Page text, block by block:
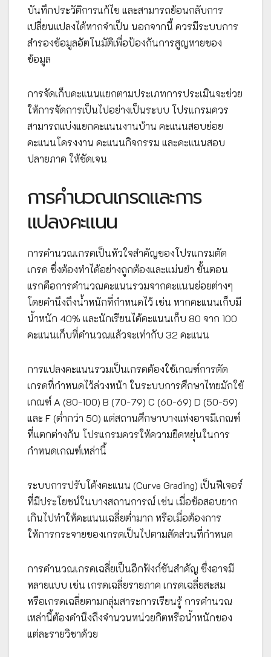
บันทึกประวัติการแก้ไข และสามารถย้อนกลับการ
เปลี่ยนแปลงได้หากจำเป็น นอกจากนี้ ควรมีระบบการ
สำรองข้อมูลอัตโนมัติเพื่อป้องกันการสูญหายของ
ข้อมูล
การจัดเก็บคะแนนแยกตามประเภทการประเมินจะช่วย
ให้การจัดการเป็นไปอย่างเป็นระบบ โปรแกรมควร
สามารถแบ่งแยกคะแนนงานบ้าน คะแนนสอบย่อย
คะแนนโครงงาน คะแนนกิจกรรม และคะแนนสอบ
ปลายภาค ให้ชัดเจน
การคำนวณเกรดและการ
แปลงคะแนน
การคำนวณเกรดเป็นหัวใจสำคัญของโปรแกรมตัด
เกรด ซึ่งต้องทำได้อย่างถูกต้องและแม่นยำ ขั้นตอน
แรกคือการคำนวณคะแนนรวมจากคะแนนย่อยต่างๆ
โดยคำนึงถึงน้ำหนักที่กำหนดไว้ เช่น หากคะแนนเก็บมี
น้ำหนัก 40% และนักเรียนได้คะแนนเก็บ 80 จาก 100
คะแนนเก็บที่คำนวณแล้วจะเท่ากับ 32 คะแนน
การแปลงคะแนนรวมเป็นเกรดต้องใช้เกณฑ์การตัด
เกรดที่กำหนดไว้ล่วงหน้า ในระบบการศึกษาไทยมักใช้
เกณฑ์ A (80-100) B (70-79) C (60-69) D (50-59)
และ F (ต่ำกว่า 50) แต่สถานศึกษาบางแห่งอาจมีเกณฑ์
ที่แตกต่างกัน โปรแกรมควรให้ความยืดหยุ่นในการ
กำหนดเกณฑ์เหล่านี้
ระบบการปรับโค้งคะแนน (Curve Grading) เป็นฟีเจอร์
ที่มีประโยชน์ในบางสถานการณ์ เช่น เมื่อข้อสอบยาก
เกินไปทำให้คะแนนเฉลี่ยต่ำมาก หรือเมื่อต้องการ
ให้การกระจายของเกรดเป็นไปตามสัดส่วนที่กำหนด
การคำนวณเกรดเฉลี่ยเป็นอีกฟังก์ชันสำคัญ ซึ่งอาจมี
หลายแบบ เช่น เกรดเฉลี่ยรายภาค เกรดเฉลี่ยสะสม
หรือเกรดเฉลี่ยตามกลุ่มสาระการเรียนรู้ การคำนวณ
เหล่านี้ต้องคำนึงถึงจำนวนหน่วยกิตหรือน้ำหนักของ
แต่ละรายวิชาด้วย